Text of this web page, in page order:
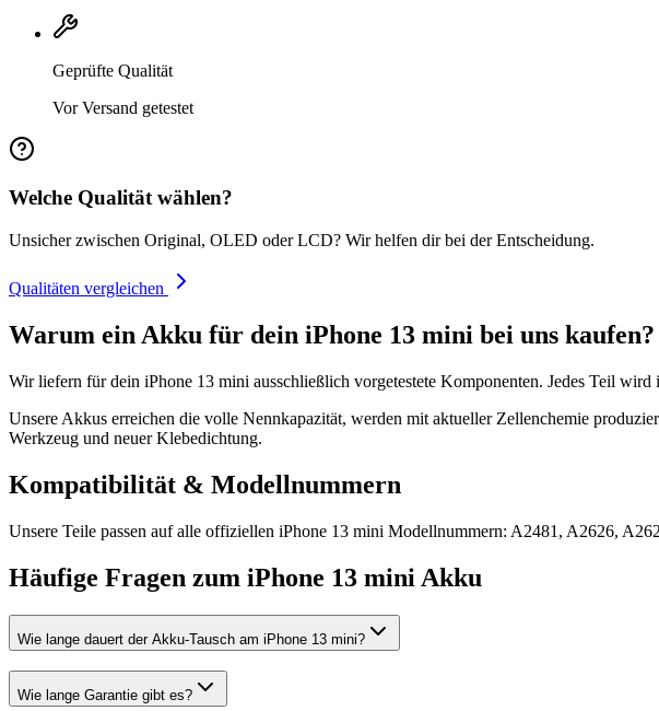
Geprüfte Qualität
Vor Versand getestet
Welche Qualität wählen?
Unsicher zwischen Original, OLED oder LCD? Wir helfen dir bei der Entscheidung.
Qualitäten vergleichen
Warum ein Akku für dein iPhone 13 mini bei uns kaufen?
Wir liefern für dein iPhone 13 mini ausschließlich vorgetestete Komponenten. Jedes Teil
Unsere Akkus erreichen die volle Nennkapazität, werden mit aktueller Zellenchemie
Werkzeug und neuer Klebedichtung.
Kompatibilität & Modellnummern
Unsere Teile passen auf alle offiziellen iPhone 13 mini Modellnummern: A2481, A2626,
Häufige Fragen zum iPhone 13 mini Akku
Wie lange dauert der Akku-Tausch am iPhone 13 mini?
Wie lange Garantie gibt es?